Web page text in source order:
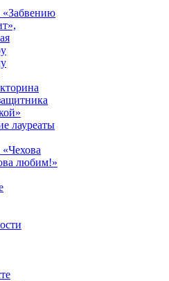
лауреаты
любим!»